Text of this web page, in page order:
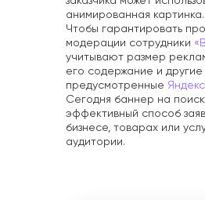
анимированная картинка.
Чтобы гарантировать
модерации сотрудники
учитывают размер
его содержание и
предусмотренные
Сегодня баннер на
эффективный способ
бизнесе, товарах или
аудитории.